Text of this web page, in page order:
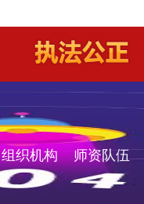
组织机构 师资队伍